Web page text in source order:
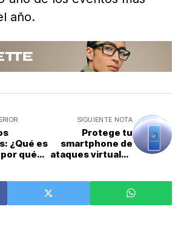
año.
¿Qué es
por qué
en línea?
SIGUIENTE NOTA
Protege tu
smartphone de
ataques virtuales
herramientas